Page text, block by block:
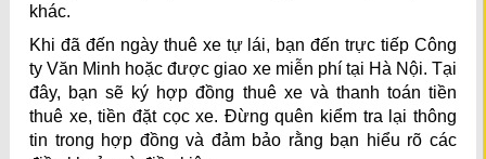
khác.
Khi đã đến ngày thuê xe tự lái, bạn đến trực tiếp Công
ty Văn Minh hoặc được giao xe miễn phí tại Hà Nội. Tại
đây, bạn sẽ ký hợp đồng thuê xe và thanh toán tiền
thuê xe, tiền đặt cọc xe. Đừng quên kiểm tra lại thông
tin trong hợp đồng và đảm bảo rằng bạn hiểu rõ các